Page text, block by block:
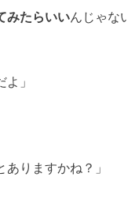
みたらいいんじゃな
」
ありますかね？」